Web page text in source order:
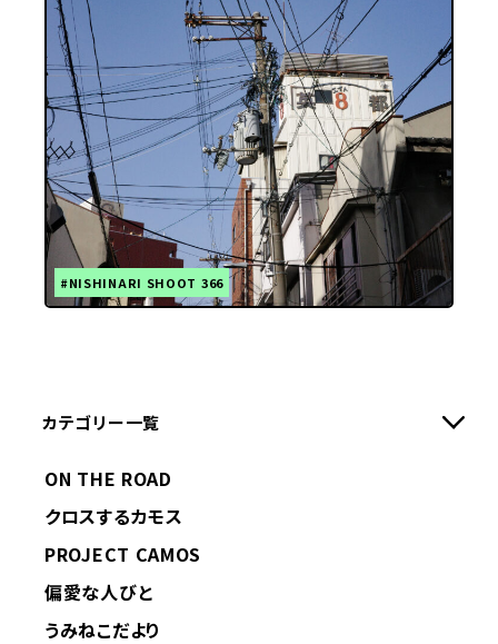
#NISHINARI SHOOT 366
カテゴリー一覧
ON THE ROAD
クロスするカモス
PROJECT CAMOS
偏愛な人びと
うみねこだより